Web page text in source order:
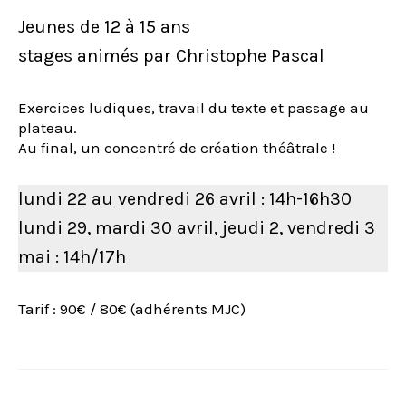
Jeunes de 12 à 15 ans
stages animés par Christophe Pascal
Exercices ludiques, travail du texte et passage au
plateau.
Au final, un concentré de création théâtrale !
lundi 22 au vendredi 26 avril : 14h-16h30
lundi 29, mardi 30 avril, jeudi 2, vendredi 3
mai : 14h/17h
Tarif : 90€ / 80€ (adhérents MJC)